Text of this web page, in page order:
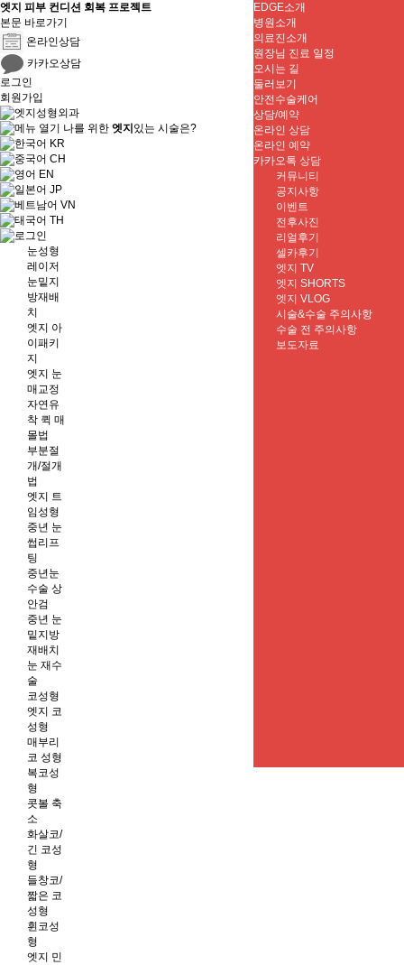
엣지 피부 컨디션 회복 프로젝트
본문 바로가기
온라인상담
카카오상담
로그인
회원가입
나를 위한 엣지 있는 시술은?
KR
CH
EN
JP
VN
TH
눈성형
레이저
눈밑지
방재배
치
엣지 아
이패키
지
엣지 눈
매교정
자연유
착 퀵 매
몰법
부분절
개/절개
법
엣지 트
임성형
중년 눈
썹리프
팅
중년눈
수술 상
안검
중년 눈
밑지방
재배치
눈 재수
술
코성형
엣지 코
성형
매부리
코 성형
복코성
형
콧볼 축
소
화살코/
긴 코성
형
들창코/
짧은 코
성형
휜코성
형
엣지 민
EDGE소개
병원소개
의료진소개
원장님 진료 일정
오시는 길
둘러보기
안전수술케어
상담/예약
온라인 상담
온라인 예약
카카오톡 상담
커뮤니티
공지사항
이벤트
전후사진
리얼후기
셀카후기
엣지 TV
엣지 SHORTS
엣지 VLOG
시술&수술 주의사항
수술 전 주의사항
보도자료